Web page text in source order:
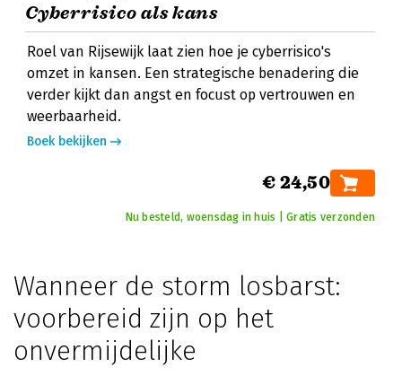
Cyberrisico als kans
Roel van Rijsewijk laat zien hoe je cyberrisico's
omzet in kansen. Een strategische benadering die
verder kijkt dan angst en focust op vertrouwen en
weerbaarheid.
Boek bekijken
€ 24,50
Nu besteld, woensdag in huis | Gratis verzonden
Wanneer de storm losbarst:
voorbereid zijn op het
onvermijdelijke